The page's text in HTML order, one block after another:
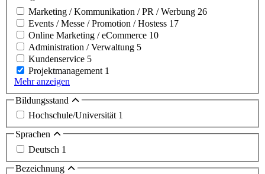
Marketing / Kommunikation / PR / Werbung 26
Events / Messe / Promotion / Hostess 17
Online Marketing / eCommerce 10
Administration / Verwaltung 5
Kundenservice 5
Projektmanagement 1
Mehr anzeigen
Bildungsstand
Hochschule/Universität 1
Sprachen
Deutsch 1
Bezeichnung